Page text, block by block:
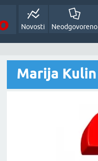
Novosti Neodgovoreno
Marija Kulin